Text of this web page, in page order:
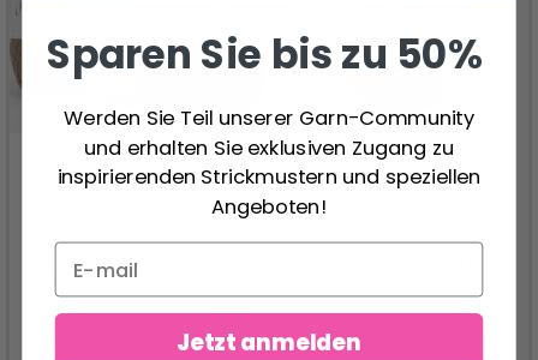
DROPS BOMULL-LIN
2.60 €
Sparen Sie bis zu 50%
Werden Sie Teil unserer Garn-Community
und erhalten Sie exklusiven Zugang zu
inspirierenden Strickmustern und speziellen
Angeboten!
Jetzt anmelden